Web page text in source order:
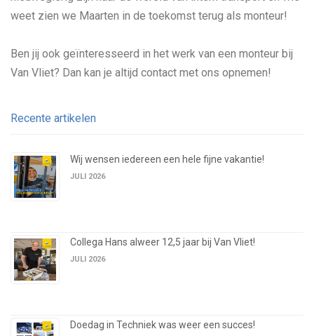
weet zien we Maarten in de toekomst terug als monteur!
Ben jij ook geïnteresseerd in het werk van een monteur bij
Van Vliet? Dan kan je altijd contact met ons opnemen!
Recente artikelen
Wij wensen iedereen een hele fijne vakantie!
JULI 2026
Collega Hans alweer 12,5 jaar bij Van Vliet!
JULI 2026
Doedag in Techniek was weer een succes!